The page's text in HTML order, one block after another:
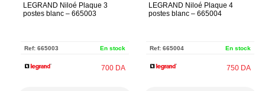
LEGRAND Niloé Plaque 3
postes blanc – 665003
Ref: 665003 En stock
700 DA
LEGRAND Niloé Plaque 4
postes blanc – 665004
Ref: 665004 En stock
750 DA